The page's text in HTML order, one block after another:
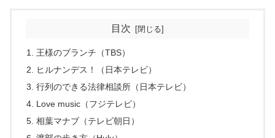
目次
王様のブランチ（TBS）
ヒルナンデス！（日本テレビ）
行列のできる法律相談所（日本テレビ）
Love music（フジテレビ）
相葉マナブ（テレビ朝日）